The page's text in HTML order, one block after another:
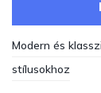
Modern és
stílusokhoz